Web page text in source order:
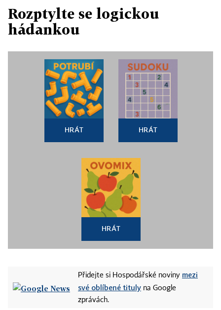
Rozptylte se logickou
hádankou
HRÁT HRÁT
HRÁT
Přidejte si Hospodářské noviny mezi
své oblíbené tituly na Google
zprávách.